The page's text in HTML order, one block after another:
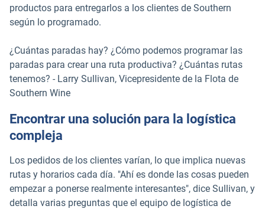
productos para entregarlos a los clientes de Southern
según lo programado.
¿Cuántas paradas hay? ¿Cómo podemos programar las
paradas para crear una ruta productiva? ¿Cuántas rutas
tenemos? - Larry Sullivan, Vicepresidente de la Flota de
Southern Wine
Encontrar una solución para la logística
compleja
Los pedidos de los clientes varían, lo que implica nuevas
rutas y horarios cada día. "Ahí es donde las cosas pueden
empezar a ponerse realmente interesantes", dice Sullivan, y
detalla varias preguntas que el equipo de logística de